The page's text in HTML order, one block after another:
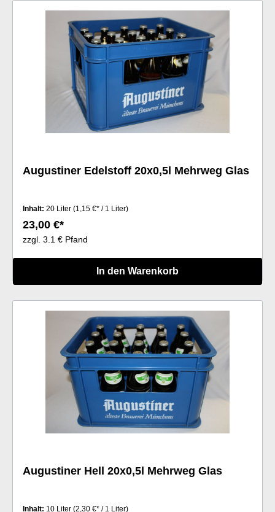
Augustiner Edelstoff 20x0,5l Mehrweg Glas
Inhalt: 20 Liter (1,15 €* / 1 Liter)
23,00 €*
zzgl. 3.1 € Pfand
In den Warenkorb
Augustiner Hell 20x0,5l Mehrweg Glas
Inhalt: 10 Liter (2,30 €* / 1 Liter)